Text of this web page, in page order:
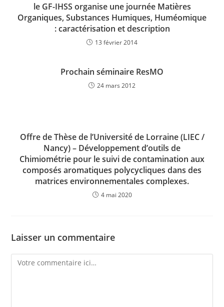
le GF-IHSS organise une journée Matières
Organiques, Substances Humiques, Huméomique
: caractérisation et description
13 février 2014
Prochain séminaire ResMO
24 mars 2012
Offre de Thèse de l’Université de Lorraine (LIEC /
Nancy) – Développement d’outils de
Chimiométrie pour le suivi de contamination aux
composés aromatiques polycycliques dans des
matrices environnementales complexes.
4 mai 2020
Laisser un commentaire